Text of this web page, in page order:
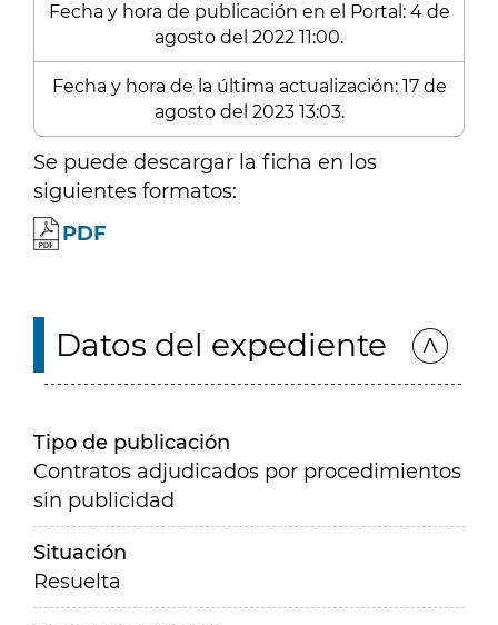
Fecha y hora de publicación en el Portal: 4 de
agosto del 2022 11:00.
Fecha y hora de la última actualización: 17 de
agosto del 2023 13:03.
Se puede descargar la ficha en los
siguientes formatos:
PDF
Datos del expediente
Tipo de publicación
Contratos adjudicados por procedimientos
sin publicidad
Situación
Resuelta